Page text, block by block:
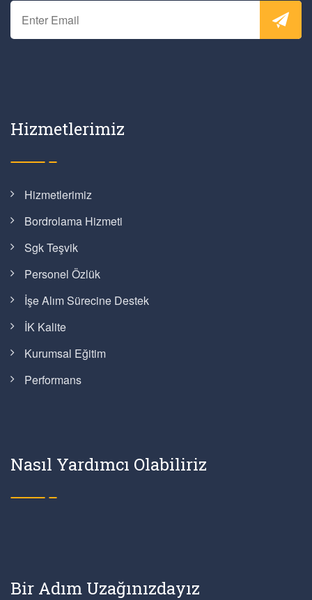
Hizmetlerimiz
Hizmetlerimiz
Bordrolama Hizmeti
Sgk Teşvik
Personel Özlük
İşe Alım Sürecine Destek
İK Kalite
Kurumsal Eğitim
Performans
Nasıl Yardımcı Olabiliriz
Bir Adım Uzağınızdayız